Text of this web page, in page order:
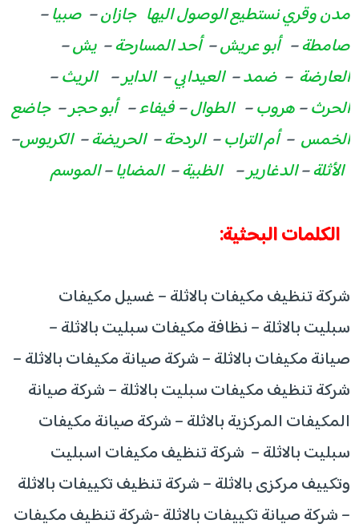
مدن وقري نستطيع الوصول اليها جازان– صبيا–
صامطة–أبو عريش–أحد المسارحة–يش–
العارضة –ضمد–العيدابي–الداير– الريث–
الحرث–هروب– الطوال–فيفاء–أبو حجر–جاضع
الخمس –أم التراب– الردحة– الحريضة–الكربوس–
الأثلة–الدغارير– الظبية– المضايا–الموسم
الكلمات البحثية:
شركة تنظيف مكيفات بالاثلة – غسيل مكيفات
سبليت بالاثلة – نظافة مكيفات سبليت بالاثلة –
صيانة مكيفات بالاثلة – شركة صيانة مكيفات بالاثلة –
شركة تنظيف مكيفات سبليت بالاثلة – شركة صيانة
المكيفات المركزية بالاثلة – شركة صيانة مكيفات
سبليت بالاثلة – شركة تنظيف مكيفات اسبليت
وتكييف مركزى بالاثلة – شركة تنظيف تكييفات بالاثلة
– شركة صيانة تكييفات بالاثلة -شركة تنظيف مكيفات